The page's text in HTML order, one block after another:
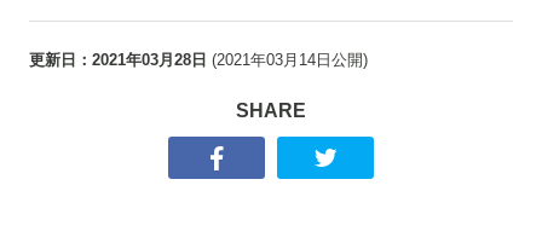
更新日： 2021年03月28日 (2021年03月14日 公開)
SHARE